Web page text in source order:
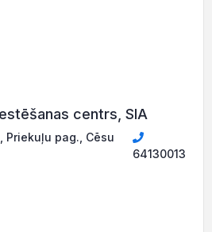
centrs, SIA
Priekuļu pag., Cēsu
64130013